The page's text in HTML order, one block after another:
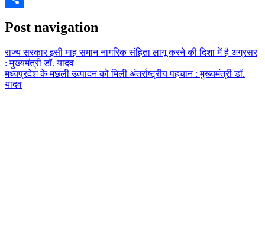
Post navigation
राज्य सरकार इसी माह समान नागरिक संहिता लागू करने की दिशा में है अग्रसर
: मुख्यमंत्री डॉ. यादव
मध्यप्रदेश के मछली उत्पादन को मिली अंतर्राष्ट्रीय पहचान : मुख्यमंत्री डॉ.
यादव